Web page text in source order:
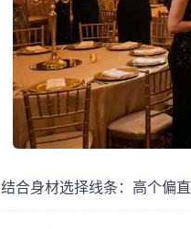
结合身材选择线条：高个偏